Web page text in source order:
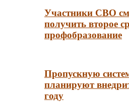
Участники СВО
получить второе
профобразование
Пропускную
планируют
году